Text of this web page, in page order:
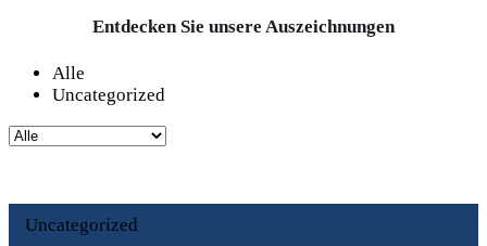
Entdecken Sie unsere Auszeichnungen
Alle
Uncategorized
Uncategorized